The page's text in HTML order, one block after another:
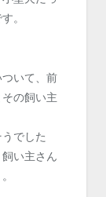
。
いて、前
の飼い主
でした
い主さん